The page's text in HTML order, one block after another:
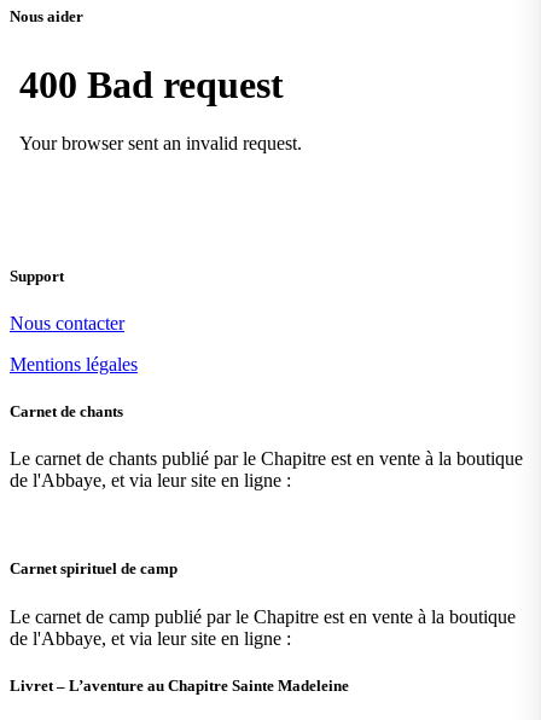
Nous aider
Support
Nous contacter
Mentions légales
Carnet de chants
Le carnet de chants publié par le Chapitre est en vente à la boutique
de l'Abbaye, et via leur site en ligne :
Carnet spirituel de camp
Le carnet de camp publié par le Chapitre est en vente à la boutique
de l'Abbaye, et via leur site en ligne :
Livret – L’aventure au Chapitre Sainte Madeleine